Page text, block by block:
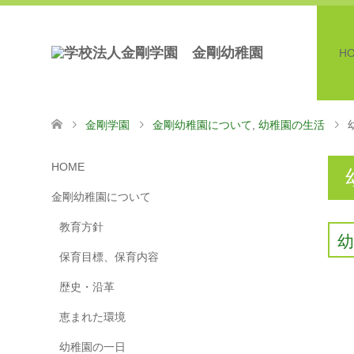
金剛学園 金剛幼稚園について 幼稚園の生活
HOME
金剛幼稚園について
教育方針
保育目標、保育内容
歴史・沿革
恵まれた環境
幼稚園の一日